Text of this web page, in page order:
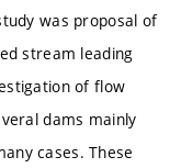
was proposal of
stream leading
of flow
dams mainly
cases. These